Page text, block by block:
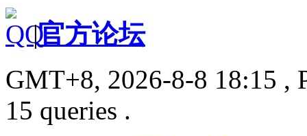
|官方论坛
GMT+8, 2026-8-8 18:15 ,
15 queries .